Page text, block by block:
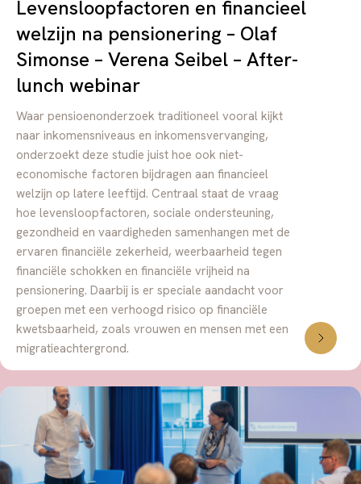
Levensloopfactoren en financieel
welzijn na pensionering – Olaf
Simonse – Verena Seibel – After-
lunch webinar
Waar pensioenonderzoek traditioneel vooral kijkt
naar inkomensniveaus en inkomensvervanging,
onderzoekt deze studie juist hoe ook niet-
economische factoren bijdragen aan financieel
welzijn op latere leeftijd. Centraal staat de vraag
hoe levensloopfactoren, sociale ondersteuning,
gezondheid en vaardigheden samenhangen met de
ervaren financiële zekerheid, weerbaarheid tegen
financiële schokken en financiële vrijheid na
pensionering. Daarbij is er speciale aandacht voor
groepen met een verhoogd risico op financiële
kwetsbaarheid, zoals vrouwen en mensen met een
migratieachtergrond.